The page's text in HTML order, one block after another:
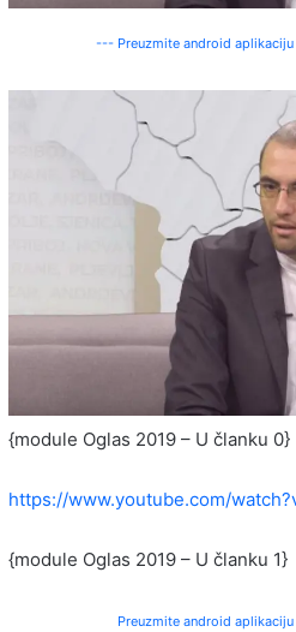
--- Preuzmite android
{module Oglas 2019 – U članku 0}
https://www.youtube.com/
{module Oglas 2019 – U članku 1}
Preuzmite android